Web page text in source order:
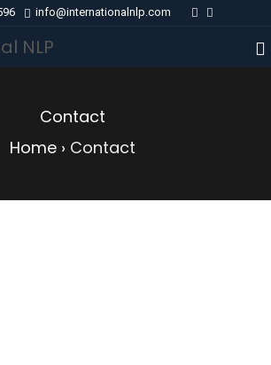
info@internationalnlp.com
Contact
Home › Contact